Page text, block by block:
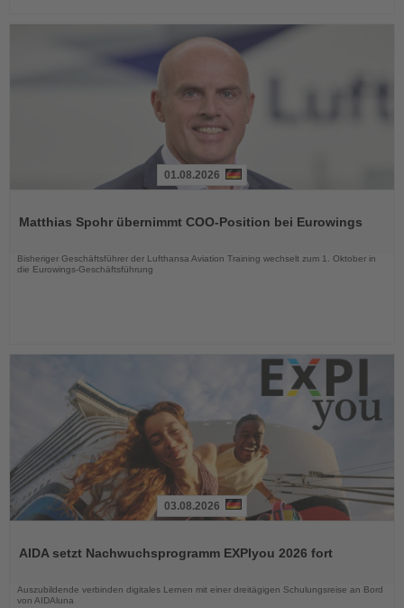
die
01.08.2026
Matthias Spohr übernimmt COO-Position bei Eurowings
Bisheriger Geschäftsführer der Lufthansa Aviation Training wechselt zum 1. Oktober in
die Eurowings-Geschäftsführung
die
03.08.2026
AIDA setzt Nachwuchsprogramm EXPIyou 2026 fort
Auszubildende verbinden digitales Lernen mit einer dreitägigen Schulungsreise an Bord
von AIDAluna